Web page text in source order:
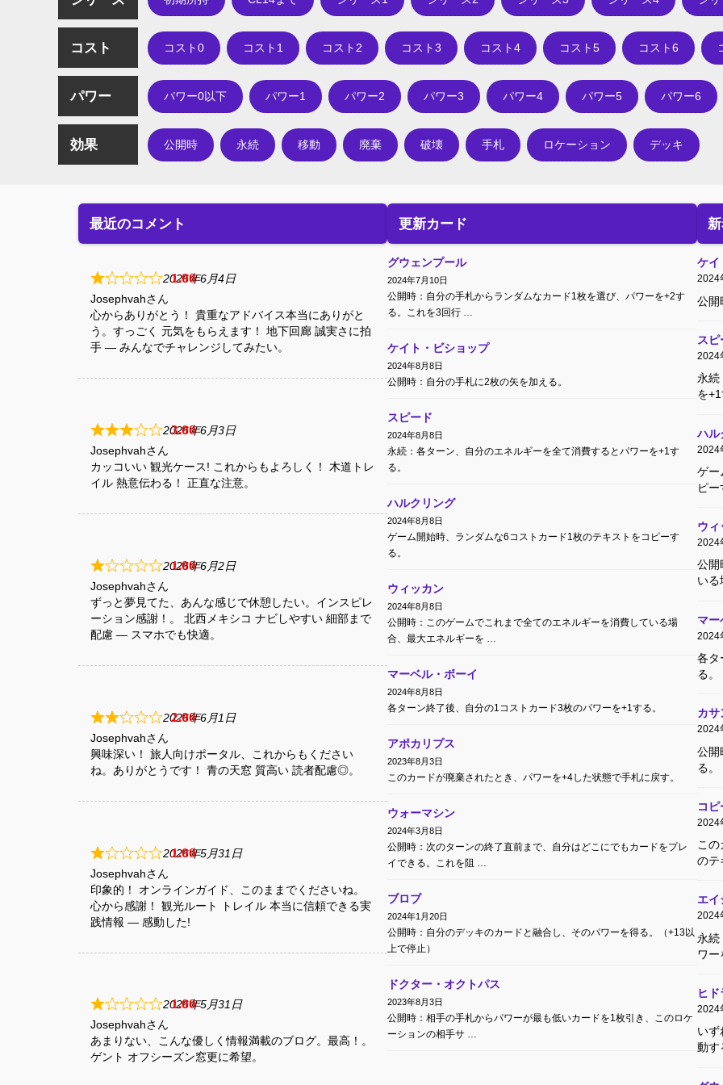
コスト コスト0 コスト1 コスト2 コスト3 コスト4 コスト5 コスト6
パワー パワー0以下 パワー1 パワー2 パワー3 パワー4 パワー5 パワー6
効果 公開時 永続 移動 廃棄 破壊 手札 ロケーション デッキ
最近のコメント
1
2026年6月4日
心からありがとう！ 貴重なアドバイス本当にありがと
う。すっごく 元気をもらえます！ 地下回廊 誠実さに拍
手 — みんなでチャレンジしてみたい。
Josephvah
3
2026年6月3日
カッコいい 観光ケース! これからもよろしく！ 木道トレ
イル 熱意伝わる！ 正直な注意。
Josephvah
1
2026年6月2日
ずっと夢見てた、あんな感じで休憩したい。インスピレ
ーション感謝！。 北西メキシコ ナビしやすい 細部まで
配慮 — スマホでも快適。
Josephvah
2
2026年6月1日
興味深い！ 旅人向けポータル、これからもください
ね。ありがとうです！ 青の天窓 質高い 読者配慮◎。
Josephvah
1
2026年5月31日
印象的！ オンラインガイド、このままでくださいね。
心から感謝！ 観光ルート トレイル 本当に信頼できる実
践情報 — 感動した!
Josephvah
1
2026年5月31日
あまりない、こんな優しく情報満載のブログ。最高！。
ゲント オフシーズン窓更に希望。
Josephvah
更新カード
グウェンプール
2024年7月10日
公開時：自分の手札からランダムなカード1枚を選び、パワーを+2す
る。これを3回行 …
ケイト・ビショップ
2024年8月8日
公開時：自分の手札に2枚の矢を加える。
スピード
2024年8月8日
永続：各ターン、自分のエネルギーを全て消費するとパワーを+1す
る。
ハルクリング
2024年8月8日
ゲーム開始時、ランダムな6コストカード1枚のテキストをコピーす
る。
ウィッカン
2024年8月8日
公開時：このゲームでこれまで全てのエネルギーを消費している場
合、最大エネルギーを …
マーベル・ボーイ
2024年8月8日
各ターン終了後、自分の1コストカード3枚のパワーを+1する。
アポカリプス
2023年8月3日
このカードが廃棄されたとき、パワーを+4した状態で手札に戻す。
ウォーマシン
2024年3月8日
公開時：次のターンの終了直前まで、自分はどこにでもカードをプレ
イできる。これを阻 …
ブロブ
2024年1月20日
公開時：自分のデッキのカードと融合し、そのパワーを得る。（+13以
上で停止）
ドクター・オクトパス
2023年8月3日
公開時：相手の手札からパワーが最も低いカードを1枚引き、このロケ
ーションの相手サ …
ケイ
2024
公開
スピ
2024
永続
を
ハル
2024
ゲー
ピー
ウィ
2024
公開
いる
マー
2024
各タ
る。
カサ
2024
公開
る。
コ
2024
こ
のテ
エイ
2024
永続
ワー
ヒ
2024
いず
動す